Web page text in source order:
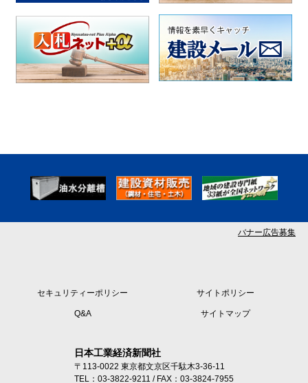
バナー広告募集
セキュリティーポリシー サイトポリシー
Q&A サイトマップ
日本工業経済新聞社
〒113-0022 東京都文京区千駄木3-36-11
TEL：03-3822-9211 / FAX：03-3824-7955